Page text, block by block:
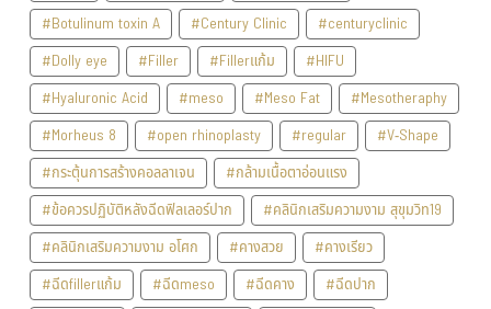
#Botulinum toxin A
#Century Clinic
#centuryclinic
#Dolly eye
#Filler #Fillerแก้ม
#HIFU
#Hyaluronic Acid
#meso #Meso Fat
#Mesotheraphy
#Morheus 8
#open rhinoplasty #regular
#V-Shape
#กระตุ้นการสร้างคอลลาเจน
#กล้ามเนื้อตาอ่อนแรง
#ข้อควรปฏิบัติหลังฉีดฟิลเลอร์ปาก
#คลินิกเสริมความงาม สุขุมวิท19
#คลินิกเสริมความงาม อโศก
#คางสวย
#คางเรียว
#ฉีดfillerแก้ม
#ฉีดmeso #ฉีดคาง
#ฉีดปาก